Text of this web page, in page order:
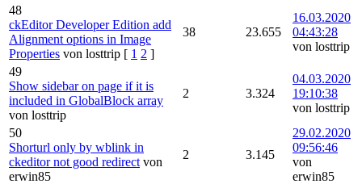
48
ckEditor Developer Edition add
Alignment options in Image
Properties von losttrip [ 1 2 ]
38 23.655
16.03.2020
04:43:28
von losttrip
49
Show sidebar on page if it is
included in GlobalBlock array
von losttrip
2 3.324
04.03.2020
19:10:38
von losttrip
50
Shorturl only by wblink in
ckeditor not good redirect von
erwin85
2 3.145
29.02.2020
09:56:46
von
erwin85